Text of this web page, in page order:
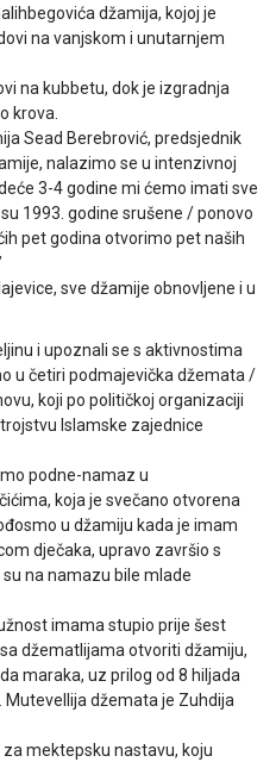
džamija, kojoj je
na vanjskom i unutarnjem
na kubbetu, dok je izgradnja
krova.
Sead Berebrović, predsjednik
nalazimo se u intenzivnoj
3-4 godine mi ćemo imati sve
1993. godine srušene / ponovo
pet godina otvorimo pet naših
sve džamije obnovljene i u
i upoznali se s aktivnostima
u četiri podmajevička džemata /
koji po političkoj organizaciji
Islamske zajednice
podne-namaz u
koja je svečano otvorena
u džamiju kada je imam
dječaka, upravo završio s
na namazu bile mlade
imama stupio prije šest
džematlijama otvoriti džamiju,
maraka, uz prilog od 8 hiljada
džemata je Zuhdija
mektepsku nastavu, koju